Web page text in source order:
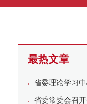
最热文章